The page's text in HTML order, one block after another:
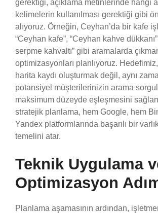
gerektiği, açıklama metinlerinde hangi
kelimelerin kullanılması gerektiği gibi
alıyoruz. Örneğin, Ceyhan’da bir kafe
“Ceyhan kafe”, “Ceyhan kahve
serpme kahvaltı” gibi aramalarda
optimizasyonları planlıyoruz.
harita kaydı oluşturmak değil, aynı
potansiyel müşterilerinizin arama
maksimum düzeyde eşleşmesini
stratejik planlama, hem Google, hem
Yandex platformlarında başarılı bir
temelini atar.
Teknik Uygulama
Optimizasyon
Planlama aşamasının ardından,